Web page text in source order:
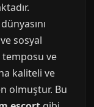
sosyal
ve
kaliteli ve
olmuştur. Bu